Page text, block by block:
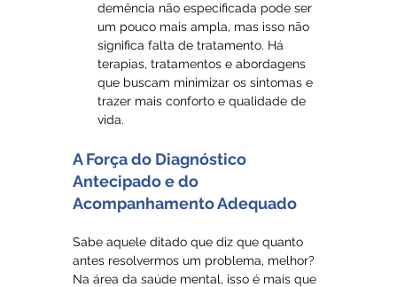
demência não especificada pode ser
um pouco mais ampla, mas isso não
significa falta de tratamento. Há
terapias, tratamentos e abordagens
que buscam minimizar os sintomas e
trazer mais conforto e qualidade de
vida.
A Força do Diagnóstico
Antecipado e do
Acompanhamento Adequado
Sabe aquele ditado que diz que quanto
antes resolvermos um problema, melhor?
Na área da saúde mental, isso é mais que